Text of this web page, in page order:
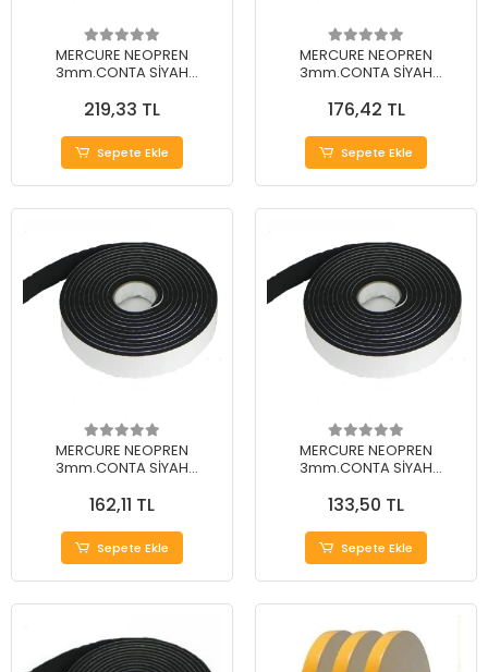
MERCURE NEOPREN
3mm.CONTA SİYAH
219,33 TL
Sepete Ekle
MERCURE NEOPREN
3mm.CONTA SİYAH
176,42 TL
Sepete Ekle
MERCURE NEOPREN
3mm.CONTA SİYAH
162,11 TL
Sepete Ekle
MERCURE NEOPREN
3mm.CONTA SİYAH
133,50 TL
Sepete Ekle